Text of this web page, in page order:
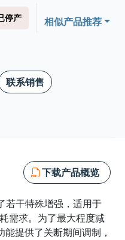
停产 相似产品推荐
联系销售
下载产品概览
若干特殊增强，适用于
需求。为了最大程度减
提供了关断期间调制，